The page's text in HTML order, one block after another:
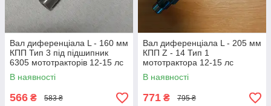
Вал диференціала L - 160 мм
КПП Тип 3 під підшипник
6305 мототракторів 12-15 лс
В наявності
566 ₴ 583 ₴
Вал диференціала L - 205 мм
КПП Z - 14 Тип 1
мототрактора 12-15 лс
В наявності
771 ₴ 795 ₴